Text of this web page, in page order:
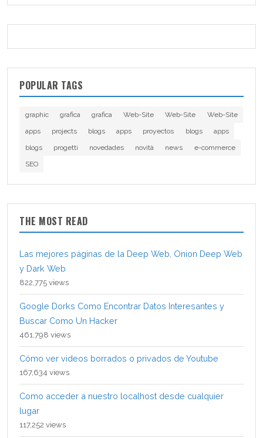
POPULAR TAGS
graphic grafica grafica Web-Site Web-Site
Web-Site
apps
projects blogs apps proyectos blogs
apps
blogs
progetti novedades novità news
e-commerce
SEO
THE MOST READ
Las mejores páginas de la Deep Web, Onion Deep Web
y Dark Web
822,775 views
Google Dorks Como Encontrar Datos Interesantes y
Buscar Como Un Hacker
461,798 views
Cómo ver videos borrados o privados de Youtube
167,634 views
Como acceder a nuestro localhost desde cualquier
lugar
117,252 views